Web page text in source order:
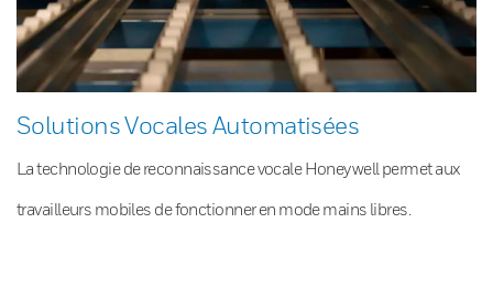
Solutions Vocales Automatisées
La technologie de reconnaissance vocale Honeywell permet aux
travailleurs mobiles de fonctionner en mode mains libres.